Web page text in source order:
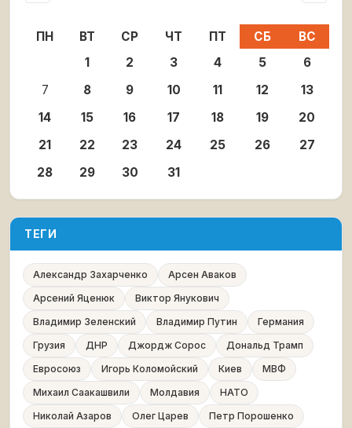
ПН ВТ СР ЧТ ПТ СБ
ВС
1
2 3 4 5
6
7
8 9 10 11 12
13
14
15 16 17 18 19
20
21
22 23 24 25 26
27
28
29 30 31
ТЕГИ
Александр Захарченко
Арсен Аваков
Арсений Яценюк
Виктор Янукович
Владимир Зеленский
Владимир Путин
Германия
Грузия
ДНР Джордж Сорос
Дональд Трамп
Евросоюз
Игорь Коломойский Киев
МВФ
Михаил Саакашвили
Молдавия
НАТО
Николай Азаров
Олег Царев Петр Порошенко